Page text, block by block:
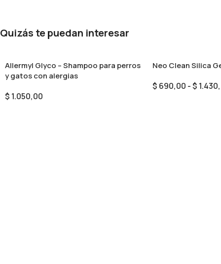
Quizás te puedan interesar
Allermyl Glyco – Shampoo para perros
y gatos con alergias
$ 1.050,00
Neo Clean Silica
$ 690,00 -$